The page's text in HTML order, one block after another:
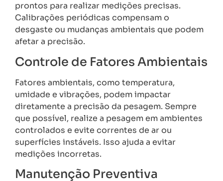
prontos para realizar medições precisas.
Calibrações periódicas compensam o
desgaste ou mudanças ambientais que podem
afetar a precisão.
Controle de Fatores Ambientais
Fatores ambientais, como temperatura,
umidade e vibrações, podem impactar
diretamente a precisão da pesagem. Sempre
que possível, realize a pesagem em ambientes
controlados e evite correntes de ar ou
superfícies instáveis. Isso ajuda a evitar
medições incorretas.
Manutenção Preventiva